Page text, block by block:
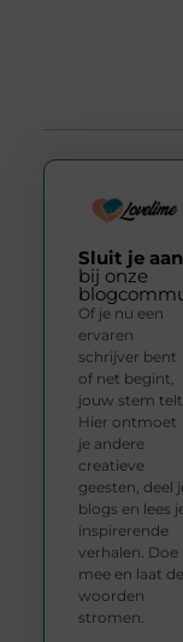
Sluit je aan
bij onze
Of je nu een
ervaren
schrijver bent
of net begint,
jouw stem telt.
Hier ontmoet
je andere
creatieve
geesten, deel
blogs en lees
inspirerende
verhalen. Doe
mee en laat de
woorden
stromen.